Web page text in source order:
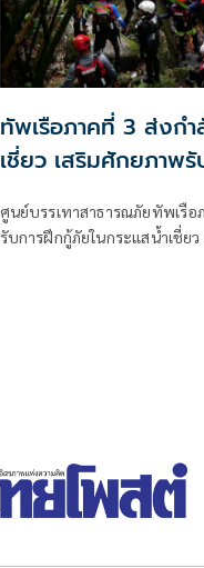
ทัพเรือภาคที่ 3 ส่งก
เชี่ยว เสริมศักยภาพ
ศูนย์บรรเทาสาธารณภัยทัพเรือ
รับการฝึกกู้ภัยในกระแสน้ำเชี่ย